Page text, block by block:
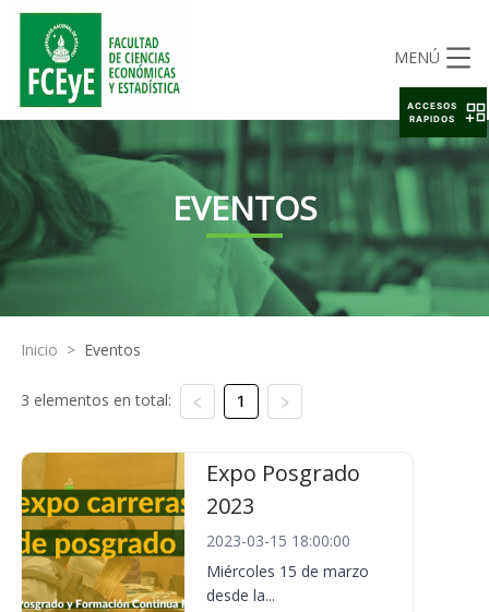
MENÚ
EVENTOS
Inicio > Eventos
3 elementos en total: 1
Expo Posgrado
2023
2023-03-15 18:00:00
Miércoles 15 de marzo
desde la...
ACCESOS
RAPIDOS